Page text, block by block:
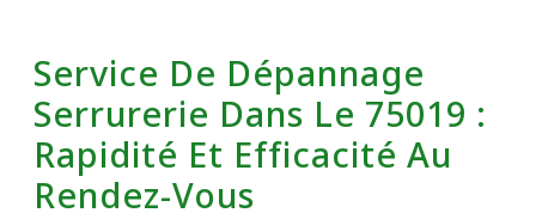
Service De Dépannage
Serrurerie Dans Le 75019 :
Rapidité Et Efficacité Au
Rendez-Vous